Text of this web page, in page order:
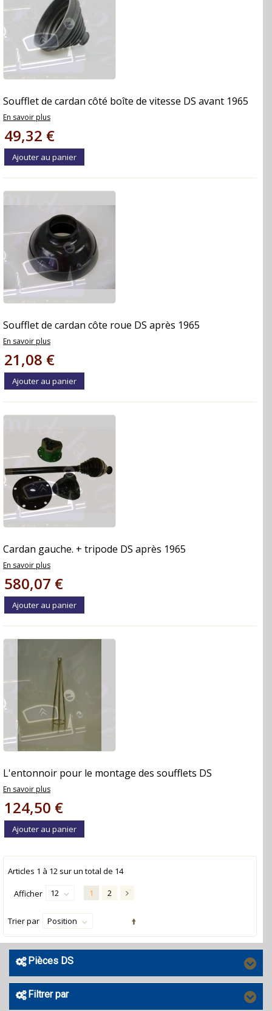
Soufflet de cardan côté boîte de vitesse DS avant 1965
En savoir plus
49,32 €
Ajouter au panier
Soufflet de cardan côte roue DS après 1965
En savoir plus
21,08 €
Ajouter au panier
Cardan gauche. + tripode DS après 1965
En savoir plus
580,07 €
Ajouter au panier
L'entonnoir pour le montage des soufflets DS
En savoir plus
124,50 €
Ajouter au panier
Articles 1 à 12 sur un total de 14
1
2
Afficher 12
Trier par Position
Pièces DS
Filtrer par